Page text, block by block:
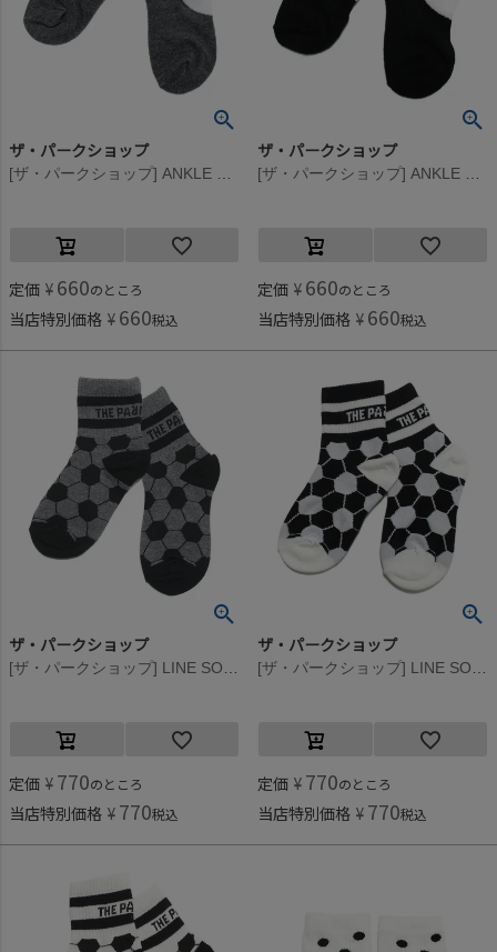
ザ・パークショップ
定価 ¥ 660のところ
当店特別価格 ¥ 660税込
ザ・パークショップ
定価 ¥ 660のところ
当店特別価格 ¥ 660税込
ザ・パークショップ
定価 ¥ 770のところ
当店特別価格 ¥ 770税込
ザ・パークショップ
定価 ¥ 770のところ
当店特別価格 ¥ 770税込